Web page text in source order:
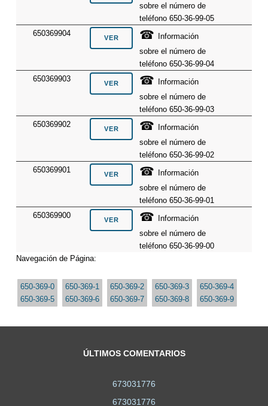
sobre el número de
teléfono 650-36-99-05
650369904
☎ Información
sobre el número de
teléfono 650-36-99-04
650369903
☎ Información
sobre el número de
teléfono 650-36-99-03
650369902
☎ Información
sobre el número de
teléfono 650-36-99-02
650369901
☎ Información
sobre el número de
teléfono 650-36-99-01
650369900
☎ Información
sobre el número de
teléfono 650-36-99-00
Navegación de Página:
650-369-0 650-369-1 650-369-2 650-369-3
650-369-4
650-369-5
650-369-6 650-369-7 650-369-8 650-369-9
ÚLTIMOS COMENTARIOS
673031776
673031776